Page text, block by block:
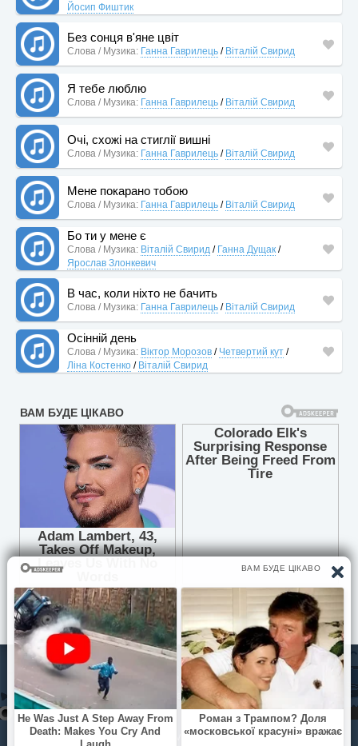
Йосип Фиштик
Без сонця в'яне цвіт
Слова / Музика: Ганна Гаврилець / Віталій Свирид
Я тебе люблю
Слова / Музика: Ганна Гаврилець / Віталій Свирид
Очі, схожі на стиглії вишні
Слова / Музика: Ганна Гаврилець / Віталій Свирид
Мене покарано тобою
Слова / Музика: Ганна Гаврилець / Віталій Свирид
Бо ти у мене є
Слова / Музика: Віталій Свирид / Ганна Дущак /
Ярослав Злонкевич
В час, коли ніхто не бачить
Слова / Музика: Ганна Гаврилець / Віталій Свирид
Осінній день
Слова / Музика: Віктор Морозов / Четвертий кут /
Ліна Костенко / Віталій Свирид
© Pisni.Club 2020 - 2026 З будь-яких питань звертайтесь на
пошту
your.feedback.tpl@gmail.com
Ти чуєш, мамо